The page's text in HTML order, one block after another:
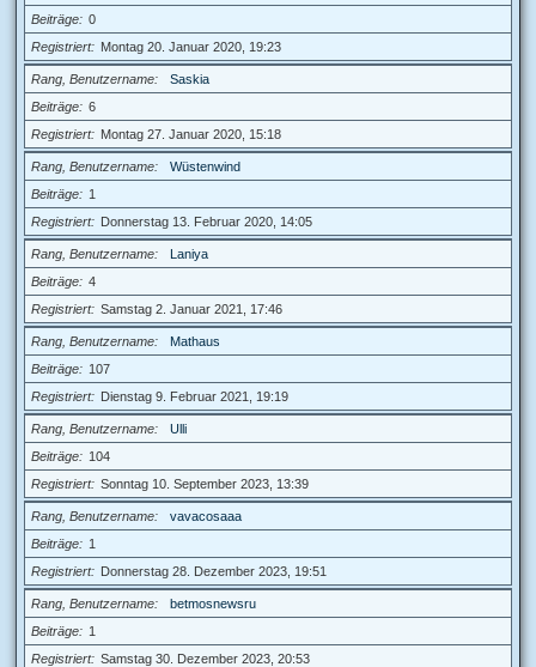
Beiträge
0
Registriert
Montag 20. Januar 2020, 19:23
Rang, Benutzername
Saskia
Beiträge
6
Registriert
Montag 27. Januar 2020, 15:18
Rang, Benutzername
Wüstenwind
Beiträge
1
Registriert
Donnerstag 13. Februar 2020, 14:05
Rang, Benutzername
Laniya
Beiträge
4
Registriert
Samstag 2. Januar 2021, 17:46
Rang, Benutzername
Mathaus
Beiträge
107
Registriert
Dienstag 9. Februar 2021, 19:19
Rang, Benutzername
Ulli
Beiträge
104
Registriert
Sonntag 10. September 2023, 13:39
Rang, Benutzername
vavacosaaa
Beiträge
1
Registriert
Donnerstag 28. Dezember 2023, 19:51
Rang, Benutzername
betmosnewsru
Beiträge
1
Registriert
Samstag 30. Dezember 2023, 20:53